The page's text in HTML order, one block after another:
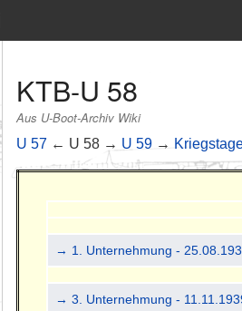
KTB-U 58
Aus U-Boot-Archiv Wiki
U 57 ← U 58 → U 59 →
→ 1. Unternehmung -
→ 3. Unternehmung -